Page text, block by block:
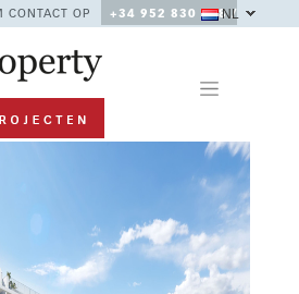
CONTACT OP
+34 952 830 378 /
NL